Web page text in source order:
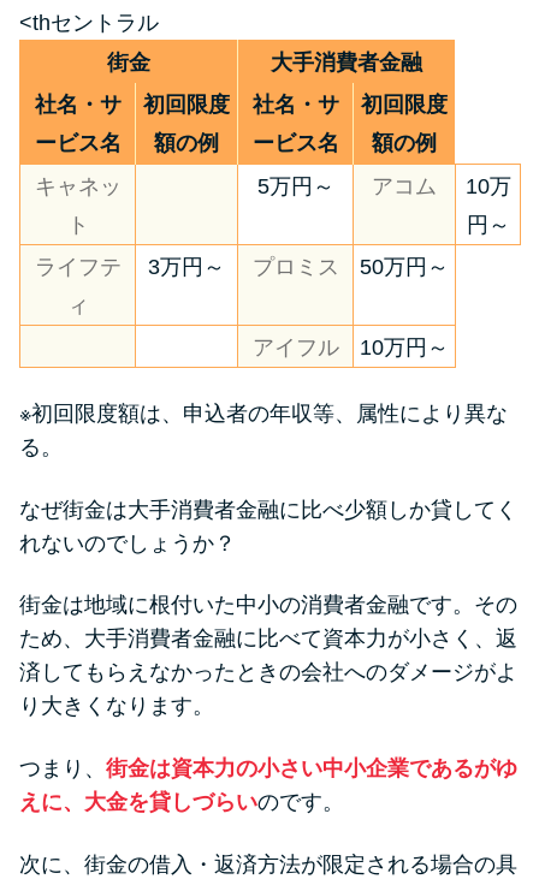
<thセントラル
街金
大手消費者金融
社名・サ
ービス名
初回限度
額の例
社名・サ
ービス名
初回限度
額の例
キャネッ
ト
5万円～ アコム
10万
円～
ライフテ
ィ
3万円～ プロミス 50万円～
アイフル 10万円～
※初回限度額は、申込者の年収等、属性により異な
る。
なぜ街金は大手消費者金融に比べ少額しか貸してく
れないのでしょうか？
街金は地域に根付いた中小の消費者金融です。その
ため、大手消費者金融に比べて資本力が小さく、返
済してもらえなかったときの会社へのダメージがよ
り大きくなります。
つまり、 街金は資本力の小さい中小企業であるがゆ
えに、大金を貸しづらいのです。
次に、街金の借入・返済方法が限定される場合の具